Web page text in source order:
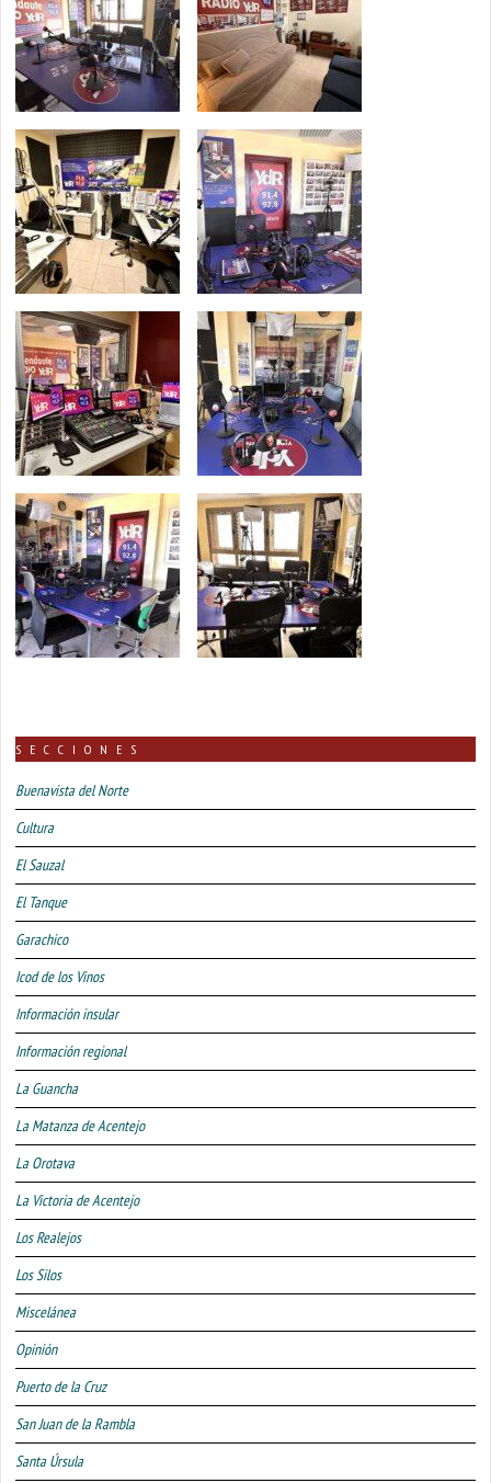
SECCIONES
Buenavista del Norte
Cultura
El Sauzal
El Tanque
Garachico
Icod de los Vinos
Información insular
Información regional
La Guancha
La Matanza de Acentejo
La Orotava
La Victoria de Acentejo
Los Realejos
Los Silos
Miscelánea
Opinión
Puerto de la Cruz
San Juan de la Rambla
Santa Úrsula